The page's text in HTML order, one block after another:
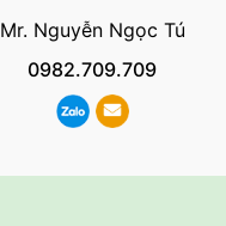
Mr. Nguyễn Ngọc Tú
0982.709.709